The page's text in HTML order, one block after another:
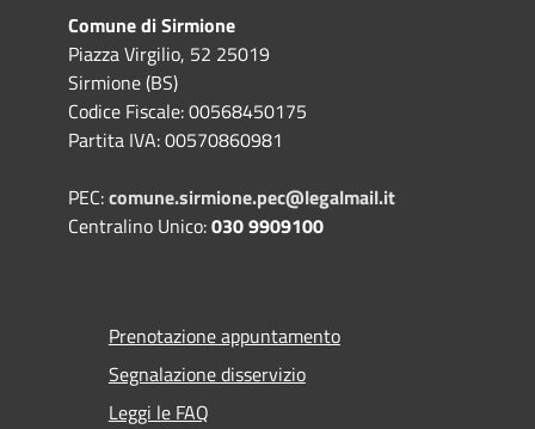
Comune di Sirmione
Piazza Virgilio, 52 25019
Sirmione (BS)
Codice Fiscale: 00568450175
Partita IVA: 00570860981
PEC:comune.sirmione.pec@legalmail.it
Centralino Unico:030 9909100
Prenotazione appuntamento
Segnalazione disservizio
Leggi le FAQ